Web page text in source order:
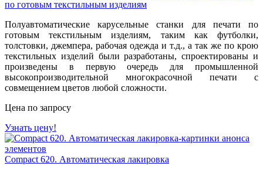
по готовым текстильным изделиям
Полуавтоматические карусельные станки для печати по
готовым текстильным изделиям, таким как футболки,
толстовки, джемпера, рабочая одежда и т.д., а так же по крою
текстильных изделий были разработаны, спроектированы и
произведены в первую очередь для промышленной
высокопроизводительной многокрасочной печати с
совмещением цветов любой сложности.
Цена по запросу
Узнать цену!
Compact 620. Автоматическая лакировка